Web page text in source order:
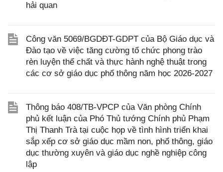
hải quan
Công văn 5069/BGDĐT-GDPT của Bộ Giáo dục và
Đào tạo về việc tăng cường tổ chức phong trào
rèn luyện thể chất và thực hành nghệ thuật trong
các cơ sở giáo dục phổ thông năm học 2026-2027
Thông báo 408/TB-VPCP của Văn phòng Chính
phủ kết luận của Phó Thủ tướng Chính phủ Phạm
Thị Thanh Trà tại cuộc họp về tình hình triển khai
sắp xếp cơ sở giáo dục mầm non, phổ thông, giáo
dục thường xuyên và giáo dục nghề nghiệp công
lập